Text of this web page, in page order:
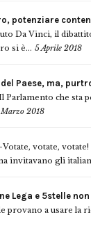
potenziare
Da Vinci, il
si è... 5 Aprile 2018
Paese, ma,
Parlamento che sta
2018
Votate, votate,
invitavano gli
Lega e 5stelle
provano a usare la